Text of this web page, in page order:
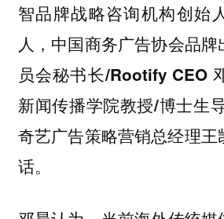
智品牌战略咨询机构创始
人， 中国商务广告协会品
员会秘书长/Rootify CEO
新闻传播学院教授/博士生
奇艺广告策略营销总经理王
话。